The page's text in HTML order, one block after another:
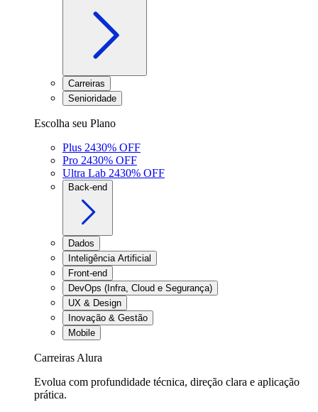
Carreiras
Senioridade
Escolha seu Plano
Plus 2430% OFF
Pro 2430% OFF
Ultra Lab 2430% OFF
Back-end
Dados
Inteligência Artificial
Front-end
DevOps (Infra, Cloud e Segurança)
UX & Design
Inovação & Gestão
Mobile
Carreiras Alura
Evolua com profundidade técnica, direção clara e aplicação
prática.